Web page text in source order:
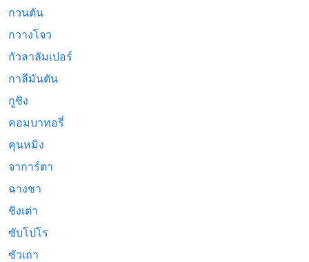
กวนตัน
กวางโจว
กัวลาลัมเปอร์
กาลีมันตัน
กูชิง
คอมบาทอรี่
คุนหมิง
จาการ์ตา
ฉางชา
ชิงเต่า
ซับโปโร
ซัวเถา